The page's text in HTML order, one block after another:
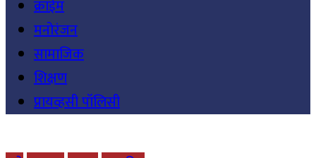
क्राईम
मनोरंजन
सामाजिक
शिक्षण
प्रायव्हसी पॉलिसी